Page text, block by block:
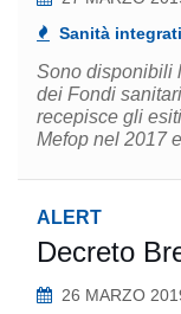
Sanità
Sono disponibili
dei Fondi
recepisce gli
Mefop nel 2017
ALERT
Decreto
26 MARZO